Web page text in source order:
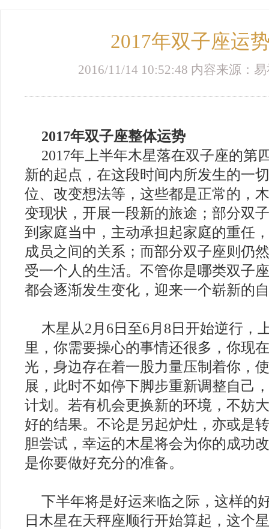
2017年双子座运
2016/11/14 10:52:48 内容来源：
2017年双子座整体运势
2017年上半年木星落在双子座的第
新的起点，在这段时间内所发生的一
位、改变想法等，这些都是正常的，
变现状，开展一段新的旅途；部分双
到家庭当中，主动承担起家庭的重任
成员之间的关系；而部分双子座则仍
受一个人的生活。不管你是哪类双子
都会逐渐发生变化，迎来一个崭新的
木星从2月6日至6月8日开始逆行，
里，你需要操心的事情还很多，你现
光，身边存在着一股力量压制着你，
展，此时不如停下脚步重新调整自己
计划。若有机会更换新的环境，不妨
好的结果。不论是另起炉灶，亦或是
胆尝试，幸运的木星将会为你的成功
是你要做好充分的准备。
下半年将是好运来临之际，这样的
日木星在天秤座顺行开始算起，这个